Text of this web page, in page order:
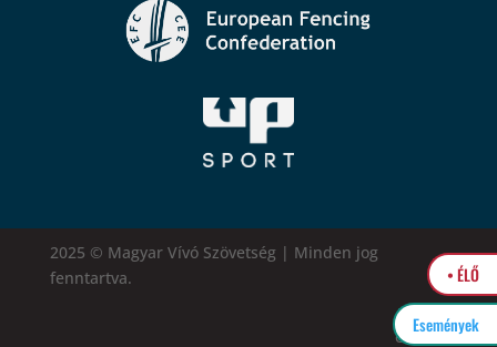
2025 © Magyar Vívó Szövetség | Minden jog
fenntartva.
easytel
• ÉLŐ
Események